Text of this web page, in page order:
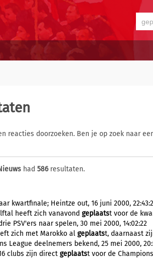
reacties doorzoeken. Ben je op zoek naar
had 586resultaten.
kwartfinale; Heintze out, 16 juni 2000,
heeft zich vanavond geplaatst voor de
PSV'ers naar spelen, 30 mei 2000, 14:02:22
zich met Marokko al geplaatst, daarnaast
League deelnemers bekend, 25 mei 2000,
clubs zijn direct geplaatst voor de